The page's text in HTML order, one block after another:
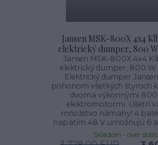
Jansen MSK-800X 4x4
elektrický dumper, 800
Jansen MSK-800X 4x4
elektrický dumper, 800
Elektrický dumper
pohonom všetkých štyroch
dvoma výkonnými
elektromotormi. Ušetrí
množstvo námahy! 4
napätím 48 V umožňujú 6
Skladom - over